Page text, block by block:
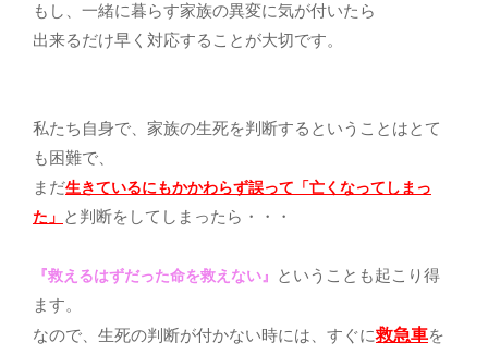
もし、一緒に暮らす家族の異変に気が付いたら
出来るだけ早く対応することが大切です。
私たち自身で、家族の生死を判断するということはとて
も困難で、
まだ生きているにもかかわらず誤って「亡くなってしまっ
た」 と判断をしてしまったら・・・
『救えるはずだった命を救えない』
ということも起こり得
ます。
なので、生死の判断が付かない時には、すぐに救急車を